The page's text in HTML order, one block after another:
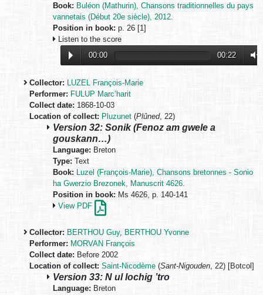
Book: Buléon (Mathurin), Chansons traditionnelles du pays
vannetais (Début 20e siècle), 2012.
Position in book: p. 26 [1]
Listen to the score
00:00
00:22
Collector:
LUZEL François-Marie
Performer: FULUP Marc’harit
Collect date: 1868-10-03
Location of collect: Pluzunet (Plûned, 22)
Version 32: Sonik (Fenoz am gwele a
gouskann…)
Language: Breton
Type: Text
Book:
Luzel (François-Marie), Chansons bretonnes - Sonio
ha Gwerzio Brezonek, Manuscrit 4626.
Position in book: Ms 4626, p. 140-141
View PDF
Collector: BERTHOU Guy, BERTHOU Yvonne
Performer: MORVAN François
Collect date: Before 2002
Location of collect: Saint-Nicodème (Sant-Nigouden , 22) [Botcol]
Version 33: N ul lochig ’tro
Language: Breton